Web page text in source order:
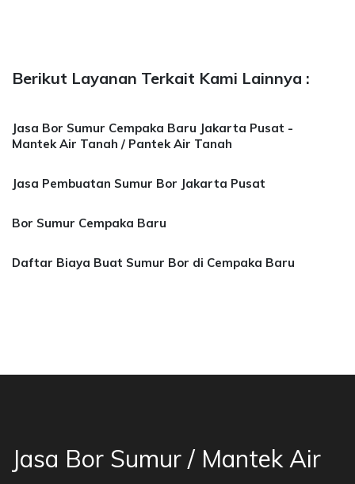
Berikut Layanan Terkait Kami Lainnya :
Jasa Bor Sumur Cempaka Baru Jakarta Pusat -
Mantek Air Tanah / Pantek Air Tanah
Jasa Pembuatan Sumur Bor Jakarta Pusat
Bor Sumur Cempaka Baru
Daftar Biaya Buat Sumur Bor di Cempaka Baru
Jasa Bor Sumur / Mantek Air